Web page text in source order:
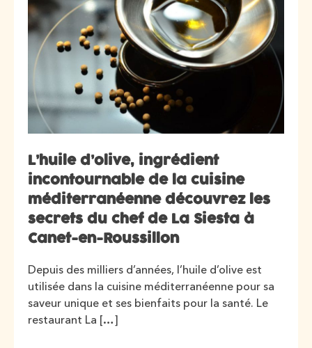
L’huile d’olive, ingrédient
incontournable de la cuisine
méditerranéenne découvrez les
secrets du chef de La Siesta à
Canet-en-Roussillon
Depuis des milliers d’années, l’huile d’olive est
utilisée dans la cuisine méditerranéenne pour sa
saveur unique et ses bienfaits pour la santé. Le
restaurant La […]